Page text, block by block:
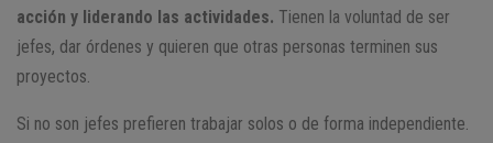
acción y liderando las actividades. Tienen la voluntad de ser
jefes, dar órdenes y quieren que otras personas terminen sus
proyectos.
Si no son jefes prefieren trabajar solos o de forma independiente.